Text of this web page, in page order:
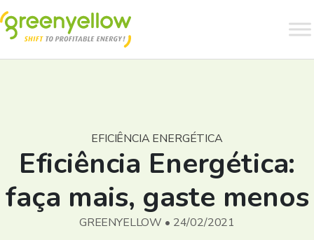
EFICIÊNCIA ENERGÉTICA
Eficiência Energética:
faça mais, gaste menos
GREENYELLOW • 24/02/2021